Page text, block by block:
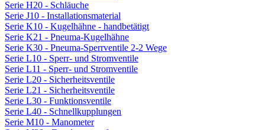
Serie H20 - Schläuche
Serie J10 - Installationsmaterial
Serie K10 - Kugelhähne - handbetätigt
Serie K21 - Pneuma-Kugelhähne
Serie K30 - Pneuma-Sperrventile 2-2 Wege
Serie L10 - Sperr- und Stromventile
Serie L11 - Sperr- und Stromventile
Serie L20 - Sicherheitsventile
Serie L21 - Sicherheitsventile
Serie L30 - Funktionsventile
Serie L40 - Schnellkupplungen
Serie M10 - Manometer